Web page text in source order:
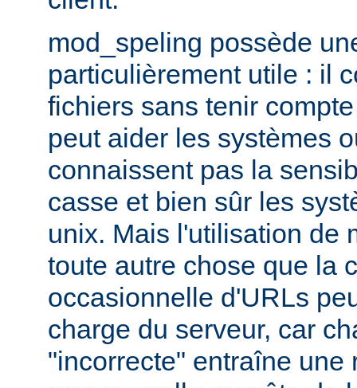
mod_speling possède
particulièrement utile : il
fichiers sans tenir
peut aider les systèmes
connaissent pas la
casse et bien sûr les
unix. Mais l'utilisation de
toute autre chose que la
occasionnelle d'URLs
charge du serveur, car
"incorrecte" entraîne une